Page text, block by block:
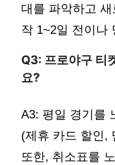
대를 파악하고
작 1~2일 전이나
Q3: 프로야구 티
요?
A3: 평일 경기를
(제휴 카드 할인,
또한, 취소표를